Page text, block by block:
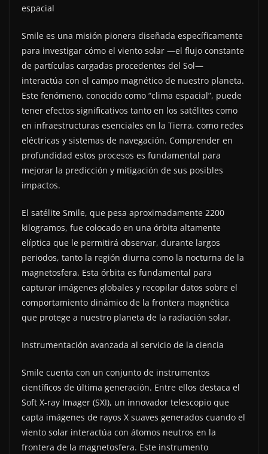
espacial
Smile es una misión pionera diseñada específicamente
para investigar cómo el viento solar —el flujo constante
de partículas cargadas procedentes del Sol—
interactúa con el campo magnético de nuestro planeta.
Este fenómeno, conocido como “clima espacial”, puede
tener efectos significativos tanto en los satélites como
en infraestructuras esenciales en la Tierra, como redes
eléctricas y sistemas de navegación. Comprender en
profundidad estos procesos es fundamental para
mejorar la predicción y mitigación de sus posibles
impactos.
El satélite Smile, que pesa aproximadamente 2200
kilogramos, fue colocado en una órbita altamente
elíptica que le permitirá observar, durante largos
periodos, tanto la región diurna como la nocturna de la
magnetosfera. Esta órbita es fundamental para
capturar imágenes globales y recopilar datos sobre el
comportamiento dinámico de la frontera magnética
que protege a nuestro planeta de la radiación solar.
Instrumentación avanzada al servicio de la ciencia
Smile cuenta con un conjunto de instrumentos
científicos de última generación. Entre ellos destaca el
Soft X-ray Imager (SXI), un innovador telescopio que
capta imágenes de rayos X suaves generados cuando el
viento solar interactúa con átomos neutros en la
frontera de la magnetosfera. Este instrumento